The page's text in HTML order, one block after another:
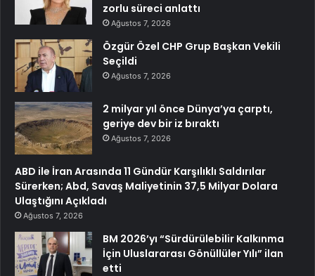
zorlu süreci anlattı
Ağustos 7, 2026
Özgür Özel CHP Grup Başkan Vekili
Seçildi
Ağustos 7, 2026
2 milyar yıl önce Dünya’ya çarptı,
geriye dev bir iz bıraktı
Ağustos 7, 2026
ABD ile İran Arasında 11 Gündür Karşılıklı Saldırılar
Sürerken; Abd, Savaş Maliyetinin 37,5 Milyar Dolara
Ulaştığını Açıkladı
Ağustos 7, 2026
BM 2026’yı “Sürdürülebilir Kalkınma
İçin Uluslararası Gönüllüler Yılı” ilan
etti